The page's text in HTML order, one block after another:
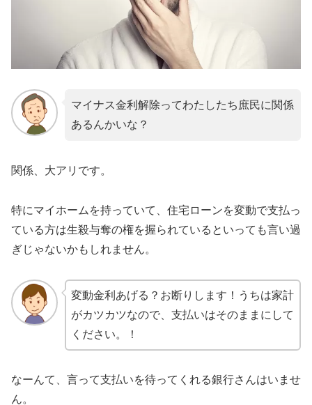
マイナス金利解除ってわたしたち庶民に関係
あるんかいな？
関係、大アリです。
特にマイホームを持っていて、住宅ローンを変動で支払っ
ている方は生殺与奪の権を握られているといっても言い過
ぎじゃないかもしれません。
変動金利あげる？お断りします！うちは家計
がカツカツなので、支払いはそのままにして
ください。！
なーんて、言って支払いを待ってくれる銀行さんはいませ
ん。